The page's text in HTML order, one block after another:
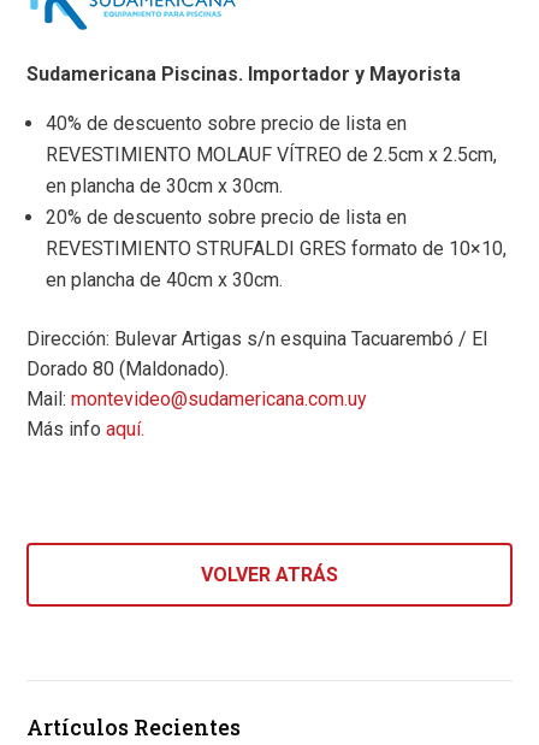
Sudamericana Piscinas. Importador y Mayorista
40% de descuento sobre precio de lista en
REVESTIMIENTO MOLAUF VÍTREO de 2.5cm x 2.5cm,
en plancha de 30cm x 30cm.
20% de descuento sobre precio de lista en
REVESTIMIENTO STRUFALDI GRES formato de 10×10,
en plancha de 40cm x 30cm.
Dirección: Bulevar Artigas s/n esquina Tacuarembó / El
Dorado 80 (Maldonado).
Mail:montevideo@sudamericana.com.uy
Más infoaquí.
VOLVER ATRÁS
Artículos Recientes